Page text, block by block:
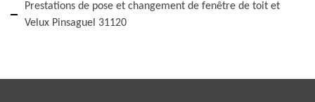
Prestations de pose et changement de fenêtre de toit et
Velux Pinsaguel 31120